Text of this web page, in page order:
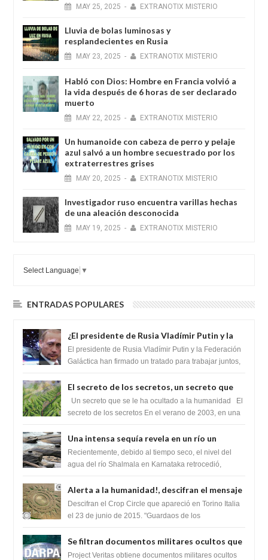
MAY 25, 2025 - EXTRANOTIX MISTERIO
Lluvia de bolas luminosas y
resplandecientes en Rusia
MAY 23, 2025 - EXTRANOTIX MISTERIO
Habló con Dios: Hombre en Francia volvió a
la vida después de 6 horas de ser declarado
muerto
MAY 22, 2025 - EXTRANOTIX MISTERIO
Un humanoide con cabeza de perro у pelaje
azul salvó a un hombre secuestrado por los
extraterrestres grises
MAY 20, 2025 - EXTRANOTIX MISTERIO
Investigador ruso encuentra varillas hechas
de una aleación desconocida
MAY 19, 2025 - EXTRANOTIX MISTERIO
Select Language ▼
ENTRADAS POPULARES
¿El presidente de Rusia Vladímir Putin y la
Federación Galactica han firmado un
tratado para acabar con los Sionistas?
El presidente de Rusia Vladímir Putin y la Federación
Galáctica han firmado un tratado para trabajar juntos,
El secreto de los secretos, un secreto que
cambiaría por completo el destino de la
humanidad
Un secreto que se le ha ocultado a la humanidad El
secreto de los secretos En el verano de 2003, en una
Una intensa sequía revela en un río un
impresionante hallazgo de miles de Shiva
Lingas
Recientemente, debido al tiempo seco, el nivel del
agua del río Shalmala en Karnataka retrocedió,
Alerta a la humanidad!, descifran el mensaje
del Crop Circle de Torino ,Italia
Descifran el Crop Circle que apareció en Torino Italia
el 23 de junio de 2015. "Guardaos de los
Se filtran documentos militares ocultos que
muestran la intención de los NIH de crear el
Project Veritas obtiene documentos militares ocultos